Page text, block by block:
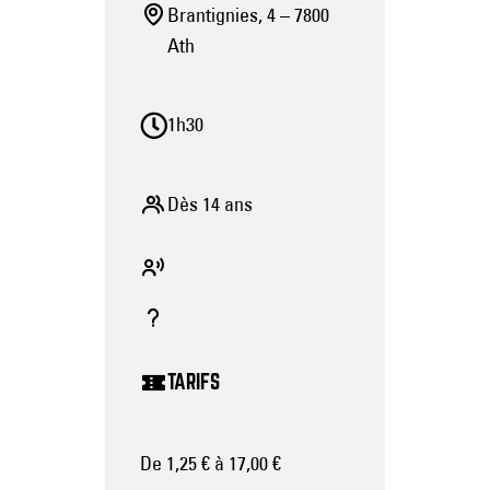
Brantignies, 4 – 7800
Ath
1h30
Dès 14 ans
TARIFS
De 1,25 € à 17,00 €